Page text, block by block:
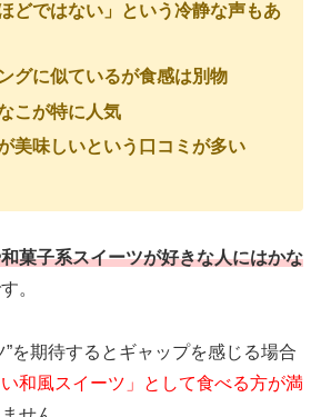
どではない」という冷静な声もあ
グに似ているが食感は別物
こが特に人気
美味しいという口コミが多い
菓子系スイーツが好きな人にはかな
。
”を期待するとギャップを感じる場合
い和風スイーツ」として食べる方が満